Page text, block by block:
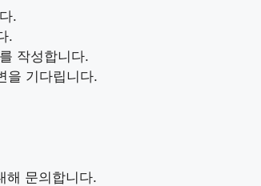
.
.
작성합니다.
을 기다립니다.
해 문의합니다.